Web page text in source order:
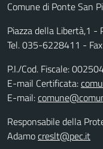
Comune di Ponte San
Piazza della Libertà,1 -
Tel. 035-6228411 -
P.I./Cod. Fiscale:
E-mail Certificata:
E-mail:
Responsabile della
Adamocreslt@pec.it